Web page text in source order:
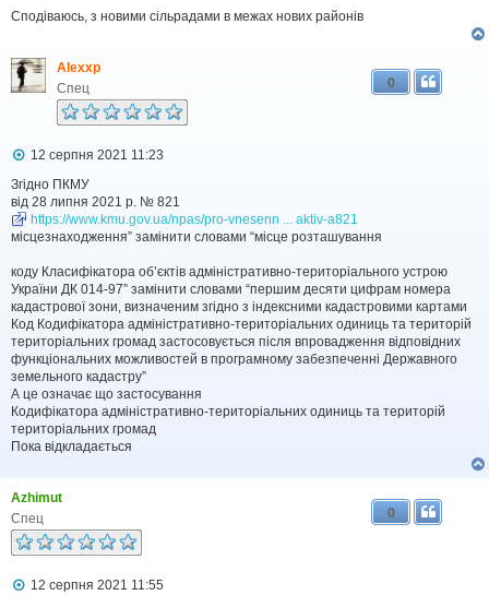
л
н
Сподіваюсь, з новими сільрадами в межах нових районів
Alexxp
Спец
0
П
в
і
д
м
е
н
н
я
12 серпня 2021 11:23
Згідно ПКМУ
від 28 липня 2021 р. № 821
https://www.kmu.gov.ua/npas/pro-vnesenn ... aktiv-a821
місцезнаходження” замінити словами “місце розташування
коду Класифікатора об’єктів адміністративно-територіального устрою
України ДК 014-97” замінити словами “першим десяти цифрам номера
кадастрової зони, визначеним згідно з індексними кадастровими картами
Код Кодифікатора адміністративно-територіальних одиниць та територій
територіальних громад застосовується після впровадження відповідних
функціональних можливостей в програмному забезпеченні Державного
земельного кадастру”
А це означає що застосування
Кодифікатора адміністративно-територіальних одиниць та територій
територіальних громад
Пока відкладається
Azhimut
Спец
0
П12 серпня 2021 11:55